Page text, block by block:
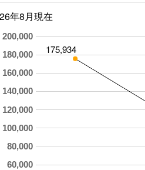
年8月現在
60,000
80,000
100,000
120,000
140,000
160,000
180,000
200,000
175,934